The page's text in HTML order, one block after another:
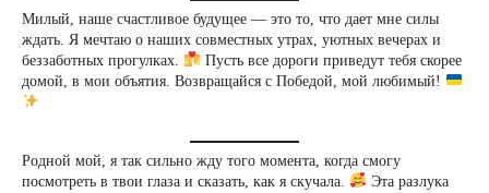
Милый, наше счастливое будущее — это то, что дает мне силы
ждать. Я мечтаю о наших совместных утрах, уютных вечерах и
беззаботных прогулках.
Пусть все дороги приведут тебя скорее
домой, в мои объятия. Возвращайся с Победой, мой любимый!
Родной мой, я так сильно жду того момента, когда смогу
посмотреть в твои глаза и сказать, как я скучала.
Эта разлука